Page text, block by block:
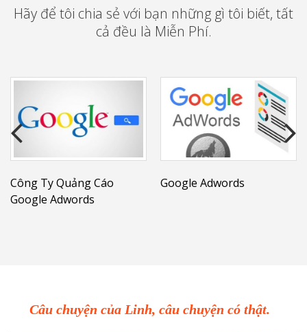
Hãy để tôi chia sẻ với bạn những gì tôi biết, tất
cả đều là Miễn Phí.
Công Ty Quảng Cáo
Google Adwords
Google Adwords
Câu chuyện của Linh, câu chuyện có thật.